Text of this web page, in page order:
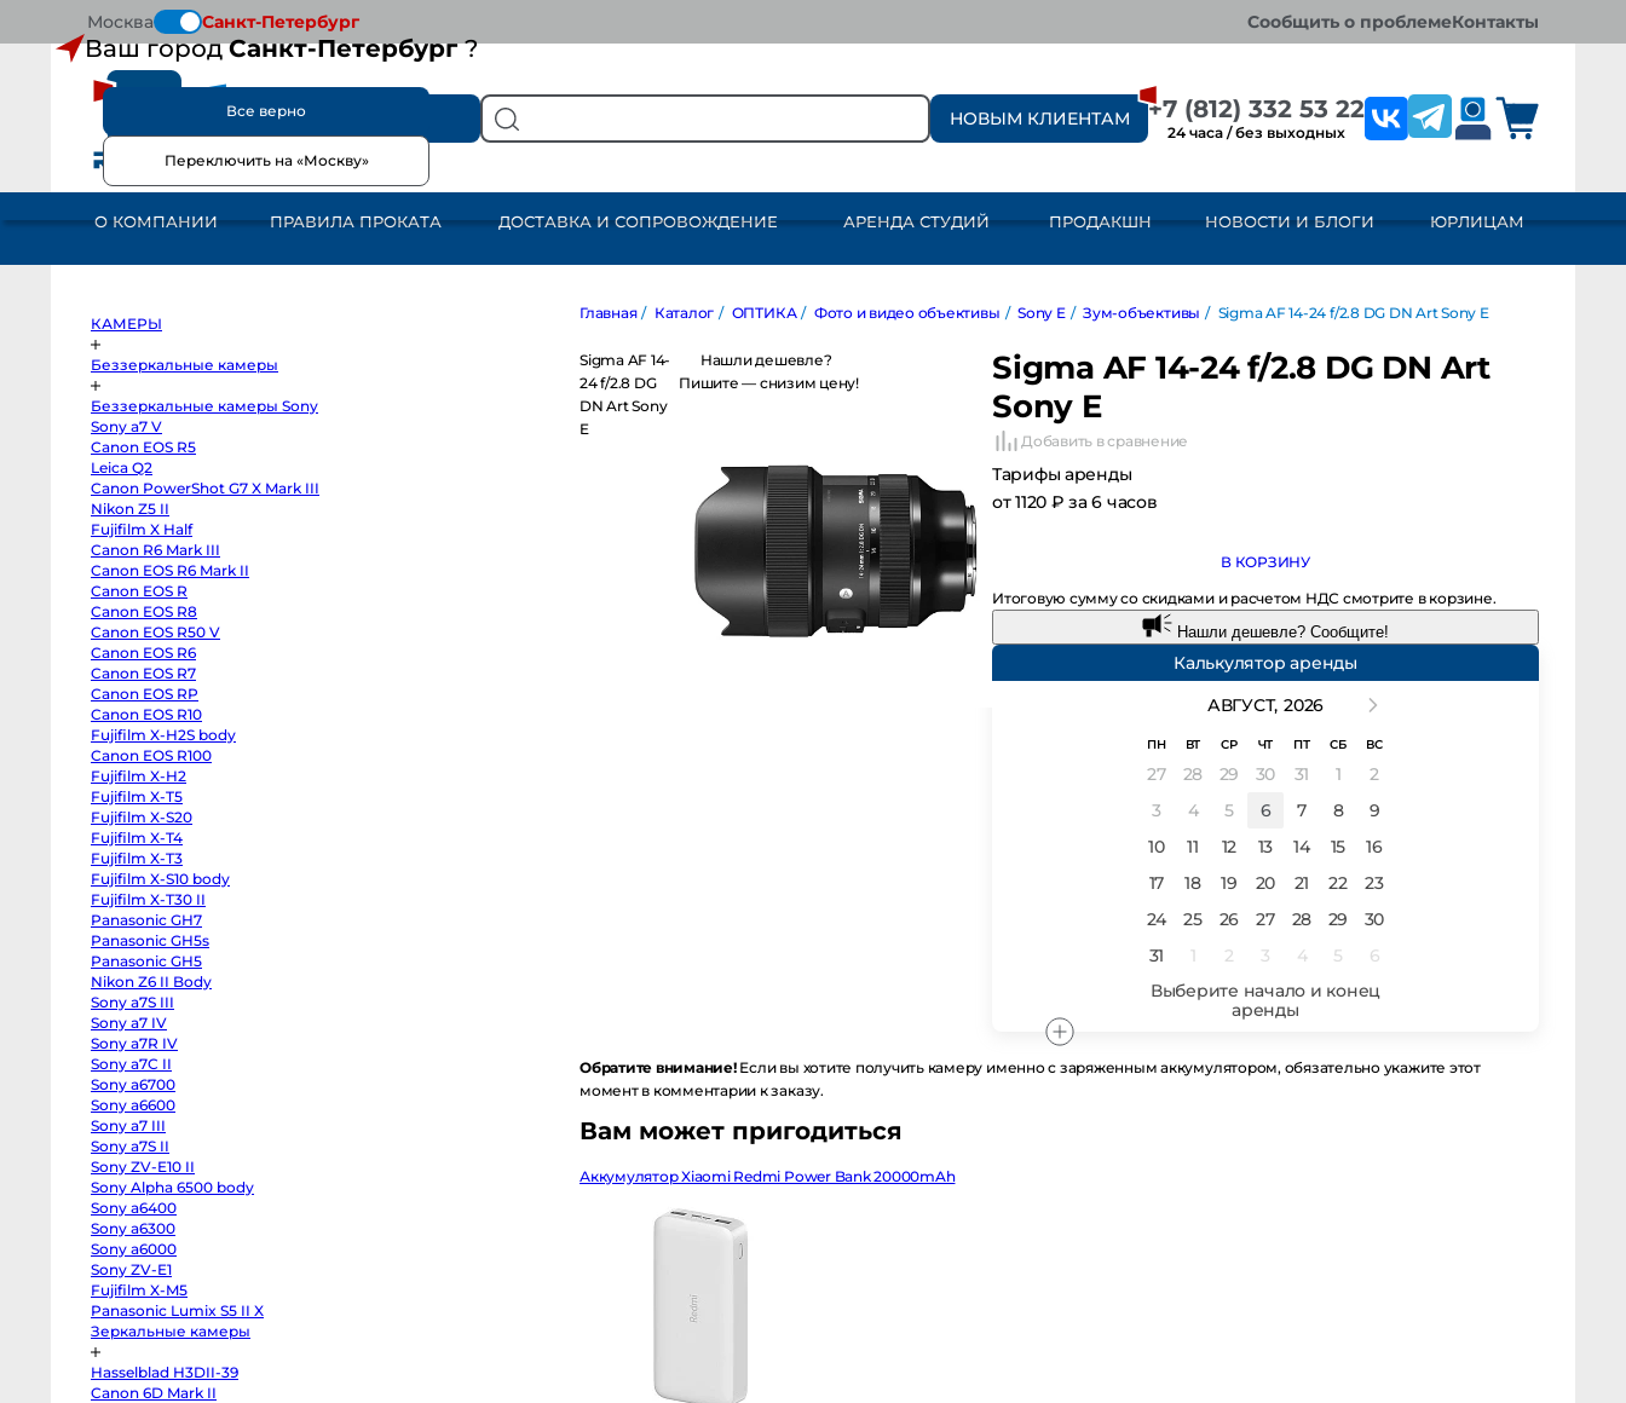
Москва Санкт-Петербург
Ваш городСанкт-Петербург?
Все верно
Переключить на «Москву»
сообщить о проблеме контакты
КАМЕРЫ
Беззеркальные
Беззеркальные
Sony
Leica
Q2
PowerShot
Nikon
Z5
НОВЫМ КЛИЕНТАМ +7 (812) 332 53 22
24 часа / без выходных
О КОМПАНИИ ПРАВИЛА ПРОКАТА ДОСТАВКА И СОПРОВОЖДЕНИЕ АРЕНДА СТУДИЙ ПРОДАКШН НОВОСТИ И БЛОГИ ЮРЛИЦАМ
КАМЕРЫ
Беззеркальные камеры
Беззеркальные камеры Sony
Sony a7 V
Canon EOS R5
Leica Q2
Canon PowerShot G7 X Mark III
Nikon Z5 II
Fujifilm X Half
Canon R6 Mark III
Canon EOS R6 Mark II
Canon EOS R
Canon EOS R8
Canon EOS R50 V
Canon EOS R6
Canon EOS R7
Canon EOS RP
Canon EOS R10
Fujifilm X-H2S body
Canon EOS R100
Fujifilm X-H2
Fujifilm X-T5
Fujifilm X-S20
Fujifilm X-T4
Fujifilm X-T3
Fujifilm X-S10 body
Fujifilm X-T30 II
Panasonic GH7
Panasonic GH5s
Panasonic GH5
Nikon Z6 II Body
Sony a7S III
Sony a7 IV
Sony a7R IV
Sony a7C II
Sony a6700
Sony a6600
Sony a7 III
Sony a7S II
Sony ZV-E10 II
Sony Alpha 6500 body
Sony a6400
Sony a6300
Sony a6000
Sony ZV-E1
Fujifilm X-M5
Panasonic Lumix S5 II X
Зеркальные камеры
Hasselblad H3DII-39
Canon 6D Mark II
Главная / Каталог / ОПТИКА / Фото и видео объективы / Sony E / Зум-объективы / Sigma AF 14-24 f/2.8 DG DN Art Sony E
Sigma AF 14-24
f/2.8 DG DN Art
Sony E
Нашли дешевле?
Пишите — снизим цену!
Sigma AF 14-24 f/2.8 DG DN Art
Sony E
Добавить в сравнение
Тарифы аренды
от 1120 ₽ за 6 часов
В КОРЗИНУ
Итоговую сумму со скидками и расчетом НДС смотрите в корзине.
Нашли дешевле? Сообщите!
Калькулятор аренды
АВГУСТ, 2026
ПН ВТ СР ЧТ ПТ СБ ВС
27 28 29 30 31 1
2
3
4 5 6 7 8
9
10
11 12 13 14 15
16
17
18 19 20 21 22
23
24
25 26 27 28 29
30
31
1 2 3 4 5 6
Обратите внимание!Если вы хотите получить камеру именно с заряженным аккумулятором, обязательно укажите этот момент в
комментарии к заказу.
Вам может пригодиться
Аккумулятор Xiaomi Redmi Power Bank 20000mAh